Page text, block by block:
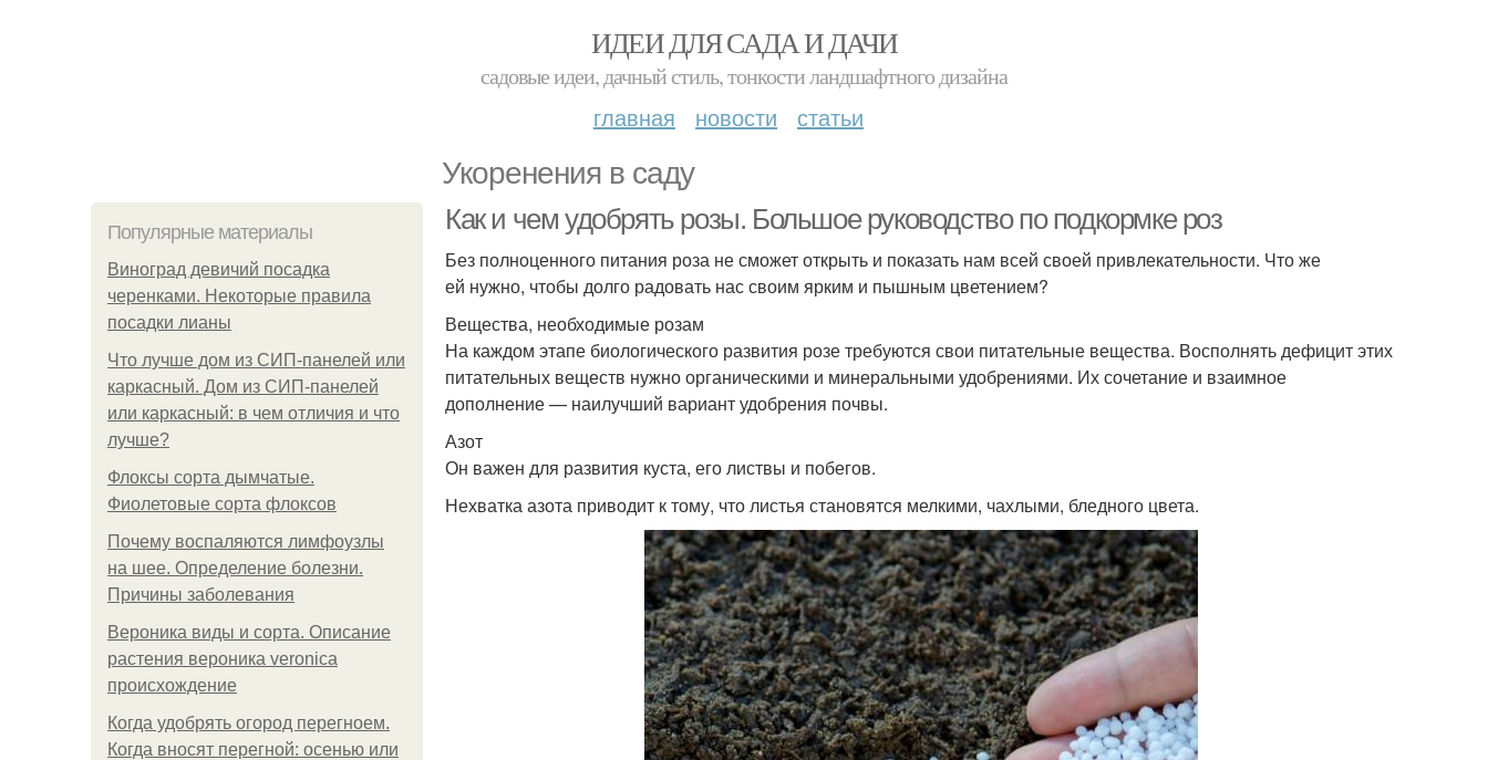
ИДЕИ ДЛЯ САДА И ДАЧИ
садовые идеи, дачный стиль, тонкости ландшафтного дизайна
главная новости статьи
Укоренения в саду
Популярные материалы
Виноград девичий посадка
черенками. Некоторые правила
посадки лианы
Что лучше дом из СИП-панелей или
каркасный. Дом из СИП-панелей
или каркасный: в чем отличия и что
лучше?
Флоксы сорта дымчатые.
Фиолетовые сорта флоксов
Почему воспаляются лимфоузлы
на шее. Определение болезни.
Причины заболевания
Вероника виды и сорта. Описание
растения вероника veronica
происхождение
Когда удобрять огород перегноем.
Когда вносят перегной: осенью или
Как и чем удобрять розы. Большое руководство по подкормке роз
Без полноценного питания роза не сможет открыть и показать нам всей своей привлекательности. Что же
ей нужно, чтобы долго радовать нас своим ярким и пышным цветением?
Вещества, необходимые розам
На каждом этапе биологического развития розе требуются свои питательные вещества. Восполнять дефицит этих
питательных веществ нужно органическими и минеральными удобрениями. Их сочетание и взаимное
дополнение — наилучший вариант удобрения почвы.
Азот
Он важен для развития куста, его листвы и побегов.
Нехватка азота приводит к тому, что листья становятся мелкими, чахлыми, бледного цвета.